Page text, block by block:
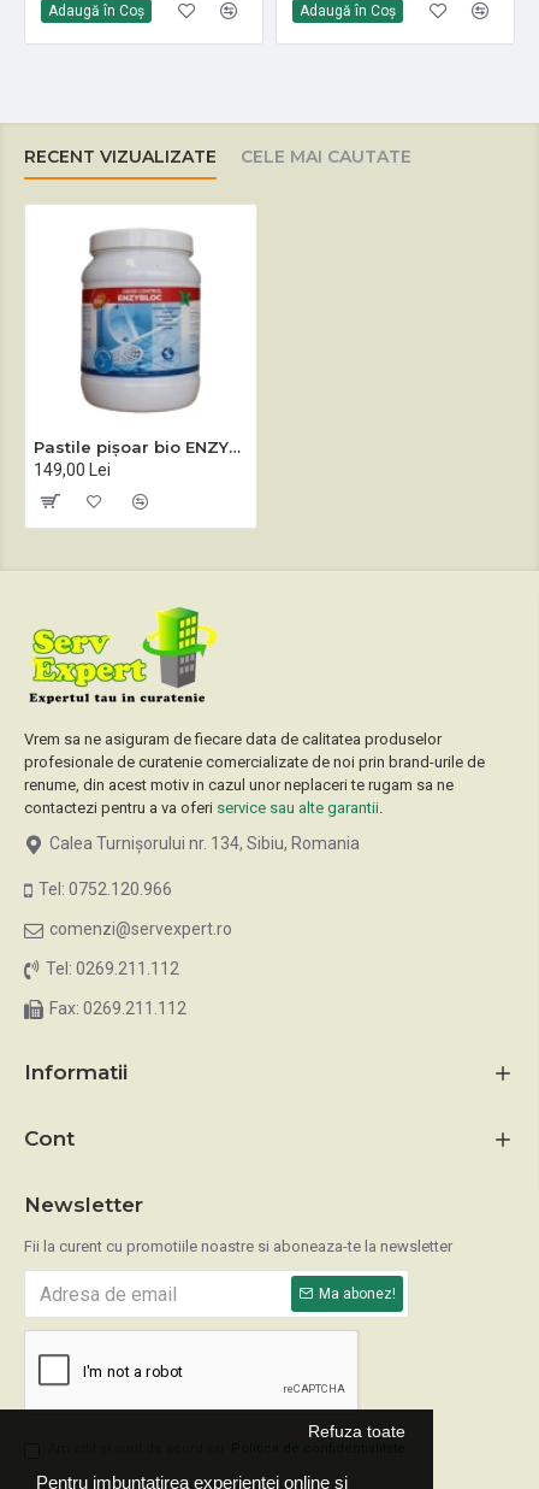
Pentru imbuntatirea experientei online si
Refuza toate
Adaugă în Coş Adaugă în Coş
RECENT VIZUALIZATE CELE MAI CAUTATE
Pastile pișoar bio ENZYBLOC 1 Kg.
149,00 Lei
Vrem sa ne asiguram de fiecare data de calitatea produselor
profesionale de curatenie comercializate de noi prin brand-urile de
renume, din acest motiv in cazul unor neplaceri te rugam sa ne
contactezi pentru a va oferi service sau alte garantii.
Calea Turnișorului nr. 134, Sibiu, Romania
Tel: 0752.120.966
comenzi@servexpert.ro
Tel: 0269.211.112
Fax: 0269.211.112
Informatii
Cont
Newsletter
Fii la curent cu promotiile noastre si aboneaza-te la newsletter
Ma abonez!